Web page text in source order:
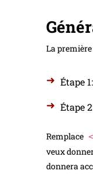
La première
Étape
Étape
Remplace
veux
donnera